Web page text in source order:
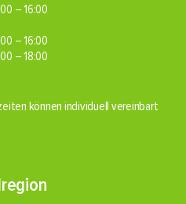
– 16:00
– 16:00
– 18:00
können individuell vereinbart